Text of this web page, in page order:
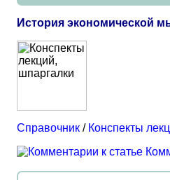
История экономической
Справочник / Конспекты